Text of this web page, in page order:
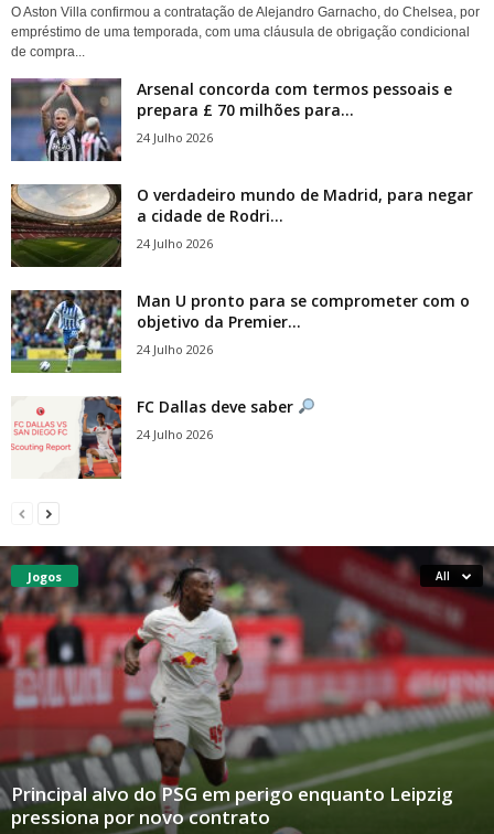
O Aston Villa confirmou a contratação de Alejandro Garnacho, do Chelsea, por
empréstimo de uma temporada, com uma cláusula de obrigação condicional
de compra...
Arsenal concorda com termos pessoais e
prepara £ 70 milhões para...
24 Julho 2026
O verdadeiro mundo de Madrid, para negar
a cidade de Rodri...
24 Julho 2026
Man U pronto para se comprometer com o
objetivo da Premier...
24 Julho 2026
FC Dallas deve saber
24 Julho 2026
Jogos All
Principal alvo do PSG em perigo enquanto Leipzig
pressiona por novo contrato